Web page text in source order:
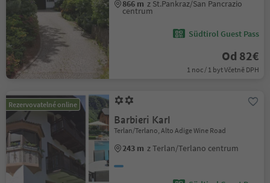
866 m z St.Pankraz/San Pancrazio
centrum
Südtirol Guest Pass
Od 82€
1 noc / 1 byt Včetně DPH
Rezervovatelné online
Barbieri Karl
Terlan/Terlano, Alto Adige Wine Road
243 m z Terlan/Terlano centrum